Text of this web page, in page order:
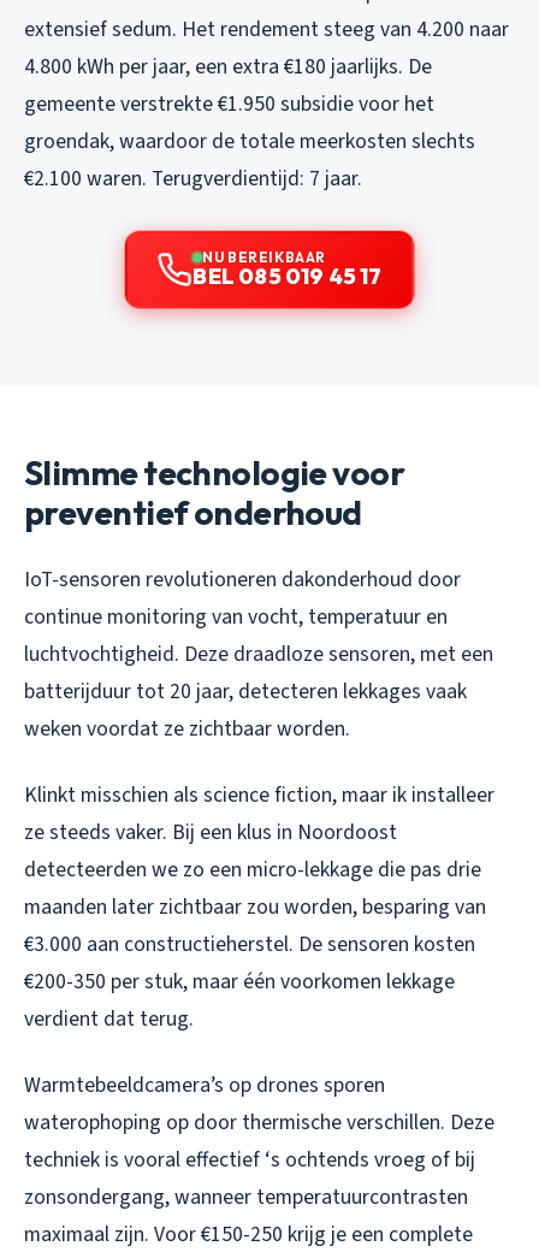
extensief sedum. Het rendement steeg van 4.200 naar
4.800 kWh per jaar, een extra €180 jaarlijks. De
gemeente verstrekte €1.950 subsidie voor het
groendak, waardoor de totale meerkosten slechts
€2.100 waren. Terugverdientijd: 7 jaar.
NU BEREIKBAAR
BEL 085 019 45 17
Slimme technologie voor
preventief onderhoud
IoT-sensoren revolutioneren dakonderhoud door
continue monitoring van vocht, temperatuur en
luchtvochtigheid. Deze draadloze sensoren, met een
batterijduur tot 20 jaar, detecteren lekkages vaak
weken voordat ze zichtbaar worden.
Klinkt misschien als science fiction, maar ik installeer
ze steeds vaker. Bij een klus in Noordoost
detecteerden we zo een micro-lekkage die pas drie
maanden later zichtbaar zou worden, besparing van
€3.000 aan constructieherstel. De sensoren kosten
€200-350 per stuk, maar één voorkomen lekkage
verdient dat terug.
Warmtebeeldcamera’s op drones sporen
waterophoping op door thermische verschillen. Deze
techniek is vooral effectief ‘s ochtends vroeg of bij
zonsondergang, wanneer temperatuurcontrasten
maximaal zijn. Voor €150-250 krijg je een complete